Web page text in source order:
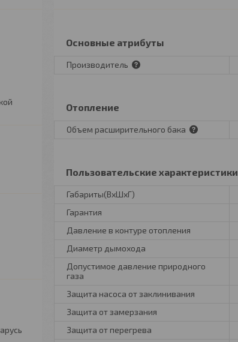
Основные атрибуты
Производитель
Отопление
Объем расширительного бака
Пользовательские характеристики
Габариты(ВхШхГ)
Гарантия
Давление в контуре отопления
Диаметр дымохода
Допустимое давление природного
газа
Защита насоса от заклинивания
Защита от замерзания
Защита от перегрева